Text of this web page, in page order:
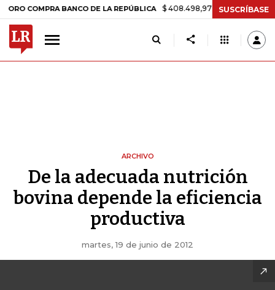
COMPRA BANCO DE LA REPÚBLICA $ 408.498,97 +$ 8.753,81 +2,19%
SUSCRÍBASE
ARCHIVO
De la adecuada nutrición
bovina depende la eficiencia
productiva
martes, 19 de junio de 2012